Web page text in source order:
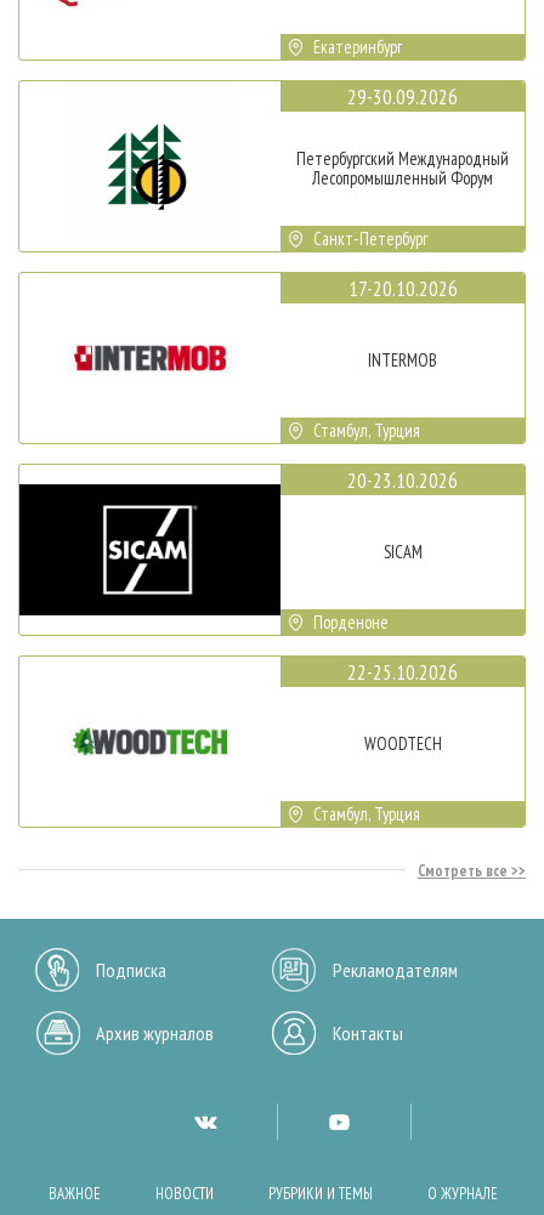
Екатеринбург
29-30.09.2026
Петербургский Международный
Лесопромышленный Форум
Санкт-Петербург
17-20.10.2026
INTERMOB
Стамбул, Турция
20-23.10.2026
SICAM
Порденоне
22-25.10.2026
WOODTECH
Стамбул, Турция
Смотреть все
Подписка Рекламодателям
Архив журналов Контакты
ВАЖНОЕ НОВОСТИ РУБРИКИ И ТЕМЫ О ЖУРНАЛЕ